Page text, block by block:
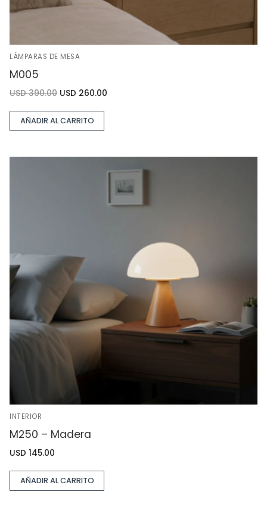
LÁMPARAS DE MESA
M005
USD390.00 USD 260.00
AÑADIR AL CARRITO
INTERIOR
M250 – Madera
USD 145.00
AÑADIR AL CARRITO